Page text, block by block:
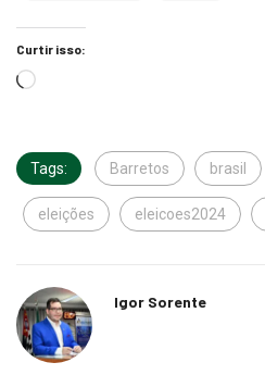
Curtir isso:
Tags: Barretos brasil
eleições eleicoes2024
Igor Sorente